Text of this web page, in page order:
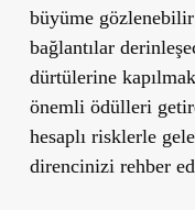
büyüme
bağlantılar
dürtülerine
önemli ödülleri
hesaplı risklerle
direncinizi rehber